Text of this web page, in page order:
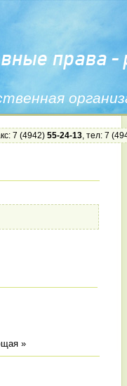
7 (4942) 55-24-13, тел: 7
»